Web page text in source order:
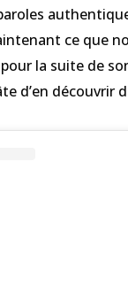
ce que
pour la suite de
d’en découvrir